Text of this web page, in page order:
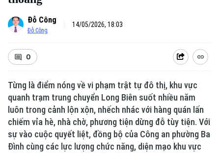
Đỗ Công
Đỗ Công
14/05/2026, 18:03
0
Từng là điểm nóng về vi phạm trật tự đô thị, khu vực
quanh trạm trung chuyển Long Biên suốt nhiều năm
luôn trong cảnh lộn xộn, nhếch nhác với hàng quán lấn
chiếm vỉa hè, nhà chờ, phương tiện dừng đỗ tùy tiện. Với
sự vào cuộc quyết liệt, đồng bộ của Công an phường Ba
Đình cùng các lực lượng chức năng, diện mạo khu vực